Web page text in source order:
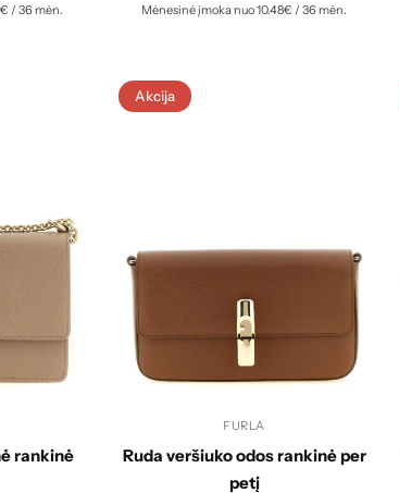
/ 36 mėn. Mėnesinė įmoka nuo 10.48€ / 36 mėn.
rankinė
Akcija
FURLA
Ruda veršiuko odos rankinė per
petį